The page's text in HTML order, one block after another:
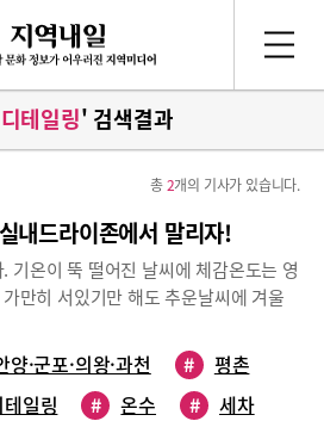
테일링' 검색결과
총2개의 기사가 있습니다.
내드라이존에서 말리자!
기온이 뚝 떨어진 날씨에 체감온도는 영
만히 서있기만 해도 추운날씨에 겨울
칼슘이 차 하부에 들러붙어 세차를 하
아무리 추워도 따뜻한 물로 고압 온수
. 바로 평촌오토 세진디테일링 셀프세
양·군포·의왕·과천 #
평촌
일링 # 온수 # 세차